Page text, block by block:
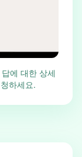
에 대한 상세
하세요.